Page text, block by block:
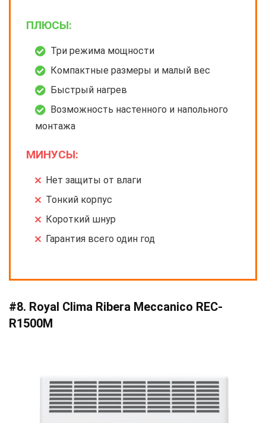
ПЛЮСЫ:
Три режима мощности
Компактные размеры и малый вес
Быстрый нагрев
Возможность настенного и напольного
монтажа
МИНУСЫ:
Нет защиты от влаги
Тонкий корпус
Короткий шнур
Гарантия всего один год
#8. Royal Clima Ribera Meccanico REC-
R1500M